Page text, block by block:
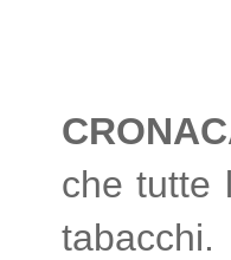
che tutte
tabacchi.